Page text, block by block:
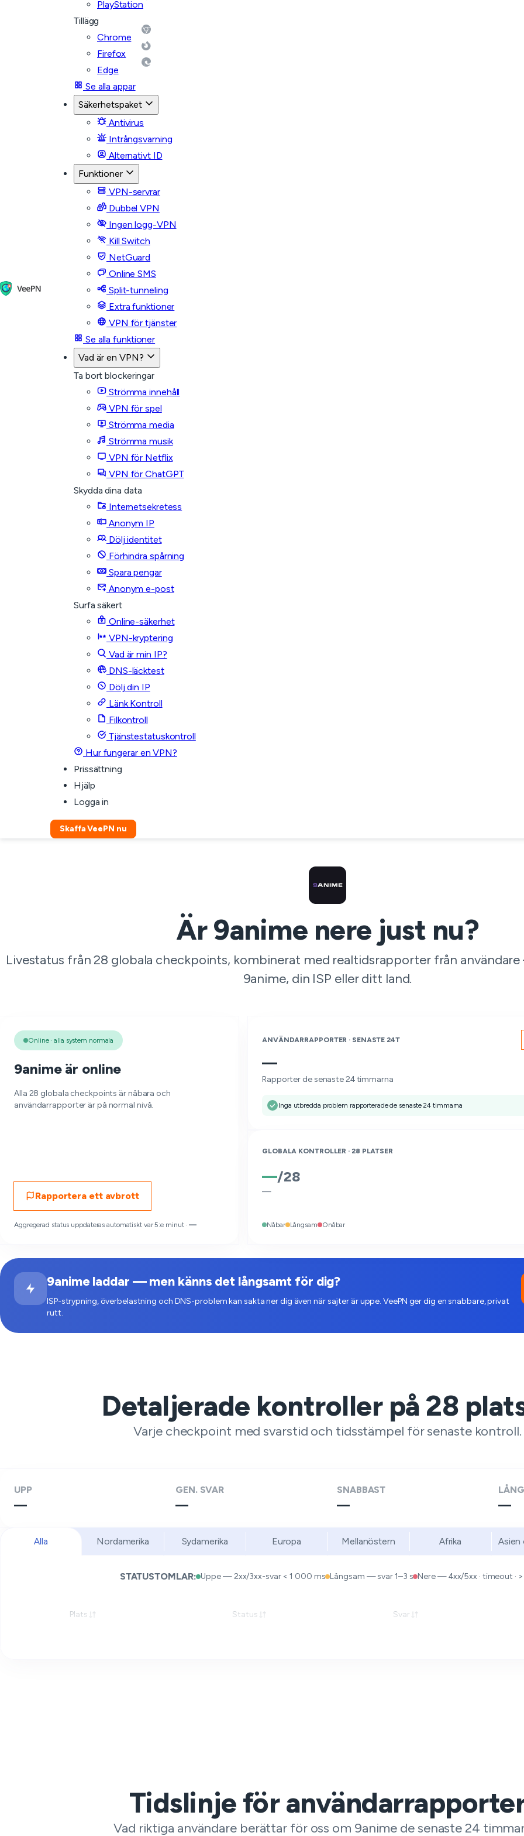
PlayStation
Tillägg
Chrome
Firefox
Edge
Se alla appar
Säkerhetspaket
Antivirus
Intrångsvarning
Alternativt ID
Funktioner
VPN-servrar
Dubbel VPN
Ingen logg-VPN
Kill Switch
NetGuard
Online SMS
Split-tunneling
Extra funktioner
VPN för tjänster
Se alla funktioner
Vad är en VPN?
Ta bort blockeringar
Strömma innehåll
VPN för spel
Strömma media
Strömma musik
VPN för Netflix
VPN för ChatGPT
Skydda dina data
Internetsekretess
Anonym IP
Dölj identitet
Förhindra spårning
Spara pengar
Anonym e-post
Surfa säkert
Online-säkerhet
VPN-kryptering
Vad är min IP?
DNS-läcktest
Dölj din IP
Länk Kontroll
Filkontroll
Tjänstestatuskontroll
Hur fungerar en VPN?
Prissättning
Hjälp
Logga in
Skaffa VeePN nu
Är 9anime nere just nu?
Livestatus från 28 globala checkpoints, kombinerat med realtidsrapporter från
9anime, din ISP eller ditt land.
Online · alla system normala
9anime är online
Alla 28 globala checkpoints är nåbara och
användarrapporter är på normal nivå.
Rapportera ett avbrott
Aggregerad status uppdateras automatiskt var 5:e minut ·—
ANVÄNDARRAPPORTER · SENASTE 24T
—
Rapporter de senaste 24 timmarna
Inga utbredda problem rapporterade de senaste 24 timmarna
GLOBALA KONTROLLER · 28 PLATSER
—/28
—
Nåbar Långsam Onåbar
9anime laddar — men känns det långsamt för dig?
ISP-strypning, överbelastning och DNS-problem kan sakta ner dig även när sajter är uppe. VeePN ger dig en snabbare, privat
rutt.
Detaljerade kontroller på28
Varje checkpoint med svarstid och tidsstämpel för senaste kontroll.
UPP
—
GEN. SVAR
—
SNABBAST
— —
Alla Nordamerika Sydamerika Europa Mellanöstern Afrika Asien
STATUSTOMLAR: Uppe — 2xx/3xx-svar < 1 000 ms Långsam — svar 1–3 s Nere — 4xx/5xx · timeout · >
Plats Status Svar
Tidslinje för
Vad riktiga användare berättar för oss om 9anime de senaste 24